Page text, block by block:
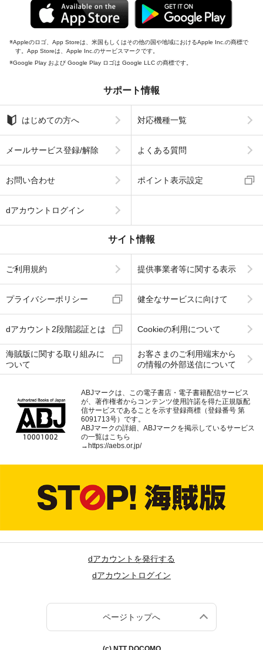
Appleのロゴ、App Storeは、米国もしくはその他の国や地域におけるApple Inc.の商標で
す。App Storeは、Apple Inc.のサービスマークです。
Google Play および Google Play ロゴは Google LLC の商標です。
サポート情報
はじめての方へ 対応機種一覧
メールサービス登録/解除 よくある質問
お問い合わせ ポイント表示設定
dアカウントログイン
サイト情報
ご利用規約 提供事業者等に関する表示
プライバシーポリシー 健全なサービスに向けて
dアカウント2段階認証とは Cookieの利用について
海賊版に関する取り組みに
ついて
お客さまのご利用端末から
の情報の外部送信について
ABJマークは、この電子書店・電子書籍配信サービス
が、著作権者からコンテンツ使用許諾を得た正規版配
信サービスであることを示す登録商標（登録番号 第
6091713号）です。
ABJマークの詳細、ABJマークを掲示しているサービス
の一覧はこちら
→https://aebs.or.jp/
dアカウントを発行する
dアカウントログイン
ページトップへ